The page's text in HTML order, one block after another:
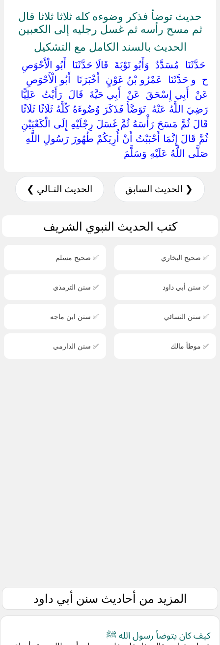
حديث توضأ فذكر وضوءه كله ثلاثا ثلاثا قال
ثم مسح رأسه ثم غسل رجليه إلى الكعبين
الحديث بالسند الكامل مع التشكيل
‏ ‏حَدَّثَنَا ‏ ‏مُسَدَّدٌ ‏ ‏وَأَبُو تَوْبَةَ ‏ ‏قَالَا حَدَّثَنَا ‏ ‏أَبُو الْأَحْوَصِ ‏
‏ح ‏ ‏و حَدَّثَنَا ‏ ‏عَمْرُو بْنُ عَوْنٍ ‏ ‏أَخْبَرَنَا ‏ ‏أَبُو الْأَحْوَصِ ‏
‏عَنْ ‏ ‏أَبِي إِسْحَقَ ‏ ‏عَنْ ‏ ‏أَبِي حَيَّةَ ‏ ‏قَالَ ‏ ‏رَأَيْتُ ‏ ‏عَلِيًّا ‏
‏رَضِيَ اللَّهُ عَنْهُ ‏ ‏تَوَضَّأَ فَذَكَرَ وُضُوءَهُ كُلَّهُ ثَلَاثًا ثَلَاثًا
قَالَ ثُمَّ مَسَحَ رَأْسَهُ ثُمَّ غَسَلَ رِجْلَيْهِ إِلَى الْكَعْبَيْنِ
ثُمَّ قَالَ إِنَّمَا أَحْبَبْتُ أَنْ أُرِيَكُمْ طُهُورَ رَسُولِ اللَّهِ ‏
‏صَلَّى اللَّهُ عَلَيْهِ وَسَلَّمَ ‏
❮ الحديث السابق الحديث التـالي ❯
كتب الحديث النبوي الشريف
✅ صحيح البخاري ✅ صحيح مسلم
✅ سنن أبي داود ✅ سنن الترمذي
✅ سنن النسائي ✅ سنن ابن ماجه
✅ موطأ مالك ✅ سنن الدارمي
المزيد من أحاديث سنن أبي داود
كيف كان يتوضأ رسول الله ﷺ